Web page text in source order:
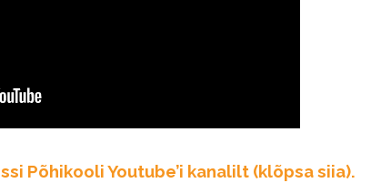
Põhikooli Youtube’i kanalilt (klõpsa siia).